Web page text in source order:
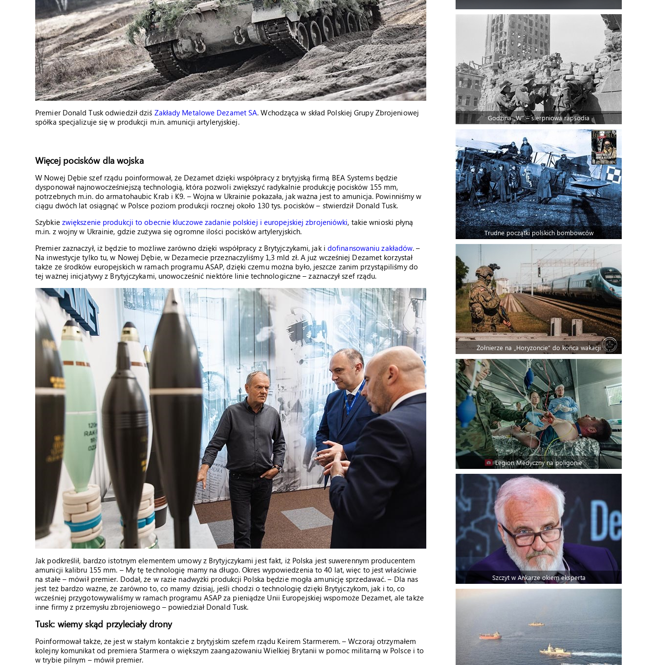
Premier Donald Tusk odwiedził dziś Zakłady Metalowe Dezamet SA. Wchodząca w skład Polskiej Grupy Zbrojeniowej
spółka specjalizuje się w produkcji m.in. amunicji artyleryjskiej.
Więcej pocisków dla wojska
W Nowej Dębie szef rządu poinformował, że Dezamet dzięki współpracy z brytyjską firmą BEA Systems będzie
dysponował najnowocześniejszą technologią, która pozwoli zwiększyć radykalnie produkcję pocisków 155 mm,
potrzebnych m.in. do armatohaubic Krab i K9. – Wojna w Ukrainie pokazała, jak ważna jest to amunicja. Powinniśmy w
ciągu dwóch lat osiągnąć w Polsce poziom produkcji rocznej około 130 tys. pocisków – stwierdził Donald Tusk.
Szybkie zwiększenie produkcji to obecnie kluczowe zadanie polskiej i europejskiej zbrojeniówki, takie wnioski płyną
m.in. z wojny w Ukrainie, gdzie zużywa się ogromne ilości pocisków artyleryjskich.
Premier zaznaczył, iż będzie to możliwe zarówno dzięki współpracy z Brytyjczykami, jak i dofinansowaniu zakładów. –
Na inwestycje tylko tu, w Nowej Dębie, w Dezamecie przeznaczyliśmy 1,3 mld zł. A już wcześniej Dezamet korzystał
także ze środków europejskich w ramach programu ASAP, dzięki czemu można było, jeszcze zanim przystąpiliśmy do
tej ważnej inicjatywy z Brytyjczykami, unowocześnić niektóre linie technologiczne – zaznaczył szef rządu.
Jak podkreślił, bardzo istotnym elementem umowy z Brytyjczykami jest fakt, iż Polska jest suwerennym producentem
amunicji kalibru 155 mm. – My tę technologię mamy na długo. Okres wypowiedzenia to 40 lat, więc to jest właściwie
na stałe – mówił premier. Dodał, że w razie nadwyżki produkcji Polska będzie mogła amunicję sprzedawać. – Dla nas
jest też bardzo ważne, że zarówno to, co mamy dzisiaj, jeśli chodzi o technologię dzięki Brytyjczykom, jak i to, co
wcześniej przygotowywaliśmy w ramach programu ASAP za pieniądze Unii Europejskiej wspomoże Dezamet, ale także
inne firmy z przemysłu zbrojeniowego – powiedział Donald Tusk.
Tusk: wiemy skąd przyleciały drony
Poinformował także, że jest w stałym kontakcie z brytyjskim szefem rządu Keirem Starmerem. – Wczoraj otrzymałem
kolejny komunikat od premiera Starmera o większym zaangażowaniu Wielkiej Brytanii w pomoc militarną w Polsce i to
w trybie pilnym – mówił premier.
Godzina „W” – sierpniowa rapsodia
Trudne początki polskich bombowców
Żołnierze na „Horyzoncie” do końca wakacji
Legion Medyczny na poligonie
Szczyt w Ankarze okiem eksperta